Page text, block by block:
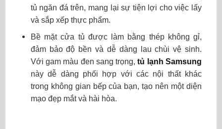
tủ ngăn đá trên, mang lại sự tiện lợi cho việc lấy
và sắp xếp thực phẩm.
Bề mặt cửa tủ được làm bằng thép không gỉ,
đảm bảo độ bền và dễ dàng lau chùi vệ sinh.
Với gam màu đen sang trọng,tủ lạnh Samsung
này dễ dàng phối hợp với các nội thất khác
trong không gian bếp của bạn, tạo nên một diện
mạo đẹp mắt và hài hòa.